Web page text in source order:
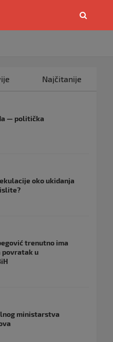
Najčitanije
— politička
oko ukidanja
trenutno ima
povratak u
ministarstva